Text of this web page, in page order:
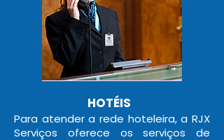
HOTÉIS
Para atender a rede hoteleira, a RJX
Serviços oferece os serviços de